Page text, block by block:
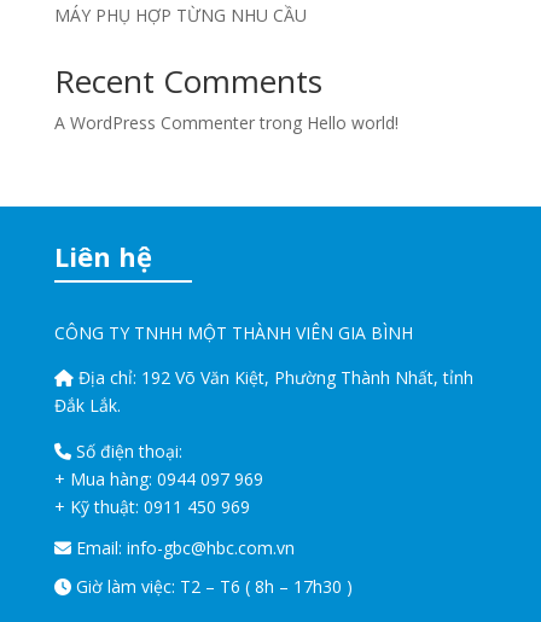
MÁY PHỤ HỢP TỪNG NHU CẦU
Recent Comments
A WordPress Commentertrong Hello world!
Liên hệ
CÔNG TY TNHH MỘT THÀNH VIÊN GIA BÌNH
Địa chỉ: 192 Võ Văn Kiệt, Phường Thành Nhất, tỉnh
Đắk Lắk.
Số điện thoại:
+ Mua hàng: 0944 097 969
+ Kỹ thuật: 0911 450 969
Email: info-gbc@hbc.com.vn
Giờ làm việc: T2 – T6 ( 8h – 17h30 )